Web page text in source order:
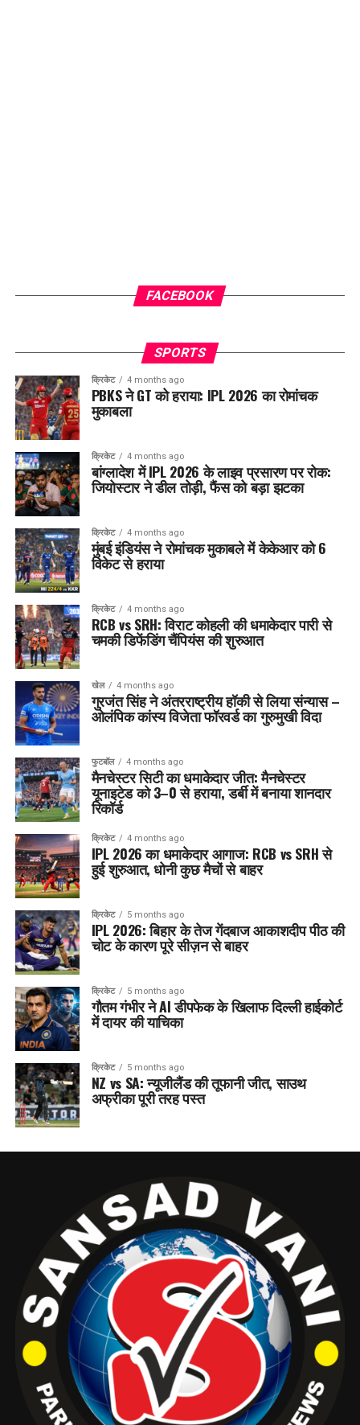
FACEBOOK
SPORTS
क्रिकेट 4 months ago
PBKS ने GT को हराया: IPL 2026 का रोमांचक
मुकाबला
क्रिकेट 4 months ago
बांग्लादेश में IPL 2026 के लाइव प्रसारण पर रोक:
जियोस्टार ने डील तोड़ी, फैंस को बड़ा झटका
क्रिकेट 4 months ago
मुंबई इंडियंस ने रोमांचक मुकाबले में केकेआर को 6
विकेट से हराया
क्रिकेट 4 months ago
RCB vs SRH: विराट कोहली की धमाकेदार पारी से
चमकी डिफेंडिंग चैंपियंस की शुरुआत
खेल 4 months ago
गुरजंत सिंह ने अंतरराष्ट्रीय हॉकी से लिया संन्यास –
ओलंपिक कांस्य विजेता फॉरवर्ड का गुरुमुखी विदा
फुटबॉल 4 months ago
मैनचेस्टर सिटी का धमाकेदार जीत: मैनचेस्टर
यूनाइटेड को 3–0 से हराया, डर्बी में बनाया शानदार
रिकॉर्ड
क्रिकेट 4 months ago
IPL 2026 का धमाकेदार आगाज: RCB vs SRH से
हुई शुरुआत, धोनी कुछ मैचों से बाहर
क्रिकेट 5 months ago
IPL 2026: बिहार के तेज गेंदबाज आकाशदीप पीठ की
चोट के कारण पूरे सीज़न से बाहर
क्रिकेट 5 months ago
गौतम गंभीर ने AI डीपफेक के खिलाफ दिल्ली हाईकोर्ट
में दायर की याचिका
क्रिकेट 5 months ago
NZ vs SA: न्यूजीलैंड की तूफानी जीत, साउथ
अफ्रीका पूरी तरह पस्त